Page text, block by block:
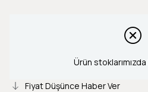
Ürün stoklarımızda
Fiyat Düşünce Haber Ver